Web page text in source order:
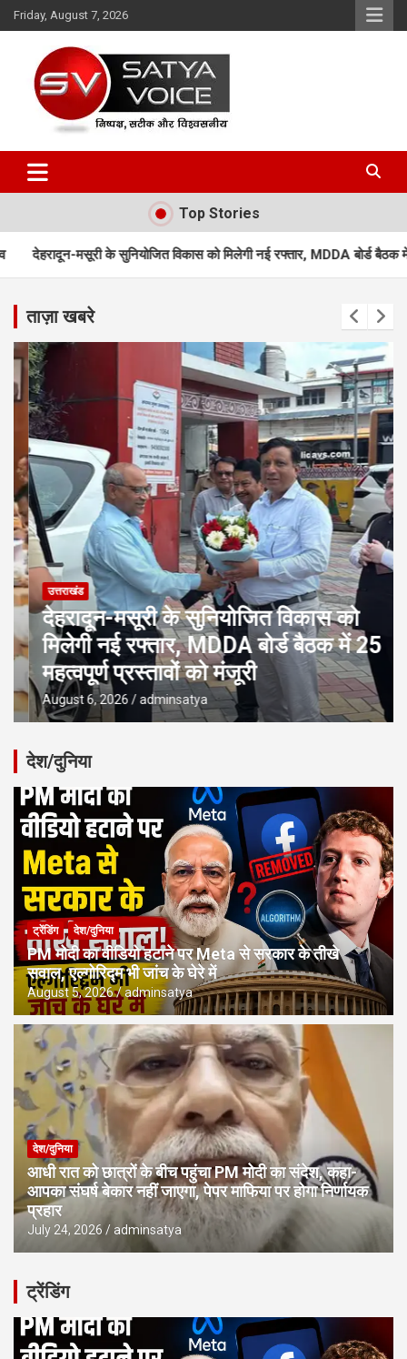
Skip
to
Friday, August 7, 2026
Satya Voice
Top Stories
विकास को मिलेगी नई रफ्तार, MDDA बोर्ड बैठक में 25 महत्वपूर्ण प्रस्तावों
ताज़ा खबरे
उत्तराखंड
देहरादून-मसूरी के सुनियोजित विकास को
मिलेगी नई रफ्तार, MDDA बोर्ड बैठक में 25
महत्वपूर्ण प्रस्तावों को मंजूरी
August 6, 2026 adminsatya
देश/दुनिया
ट्रेंडिंग देश/दुनिया
PM मोदी का वीडियो हटाने पर Meta से सरकार के तीखे
सवाल, एल्गोरिद्म भी जांच के घेरे में
August 5, 2026 adminsatya
देश/दुनिया
आधी रात को छात्रों के बीच पहुंचा PM मोदी का संदेश, कहा-
आपका संघर्ष बेकार नहीं जाएगा, पेपर माफिया पर होगा निर्णायक
प्रहार
July 24, 2026 adminsatya
ट्रेंडिंग